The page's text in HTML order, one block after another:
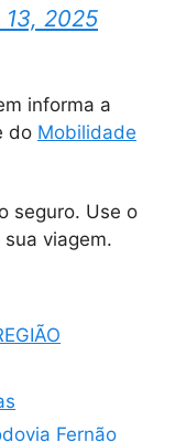
2025
informa a
do Mobilidade
seguro. Use o
viagem.
Fernão